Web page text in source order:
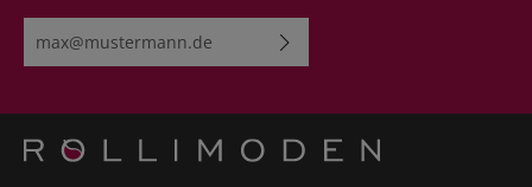
Bitte geben Sie die abgebildeten Zeichen ein*